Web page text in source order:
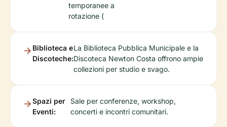
temporanee a
rotazione (
Biblioteca e
Discoteche:
La Biblioteca Pubblica Municipale e la
Discoteca Newton Costa offrono ampie
collezioni per studio e svago.
Spazi per
Eventi:
Sale per conferenze, workshop,
concerti e incontri comunitari.